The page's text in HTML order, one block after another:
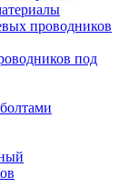
проводников
под